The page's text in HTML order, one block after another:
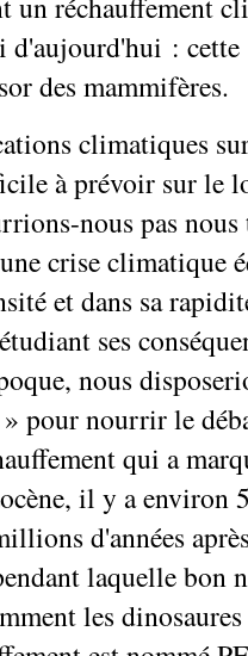
d'aujourd'hui :
des mammifères.
climatiques
à prévoir sur le
nous pas
crise climatique
et dans sa
ses
nous
pour nourrir le
qui a
il y a environ
d'années
laquelle bon
les